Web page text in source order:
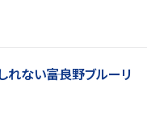
ない――富良野ブルーリ